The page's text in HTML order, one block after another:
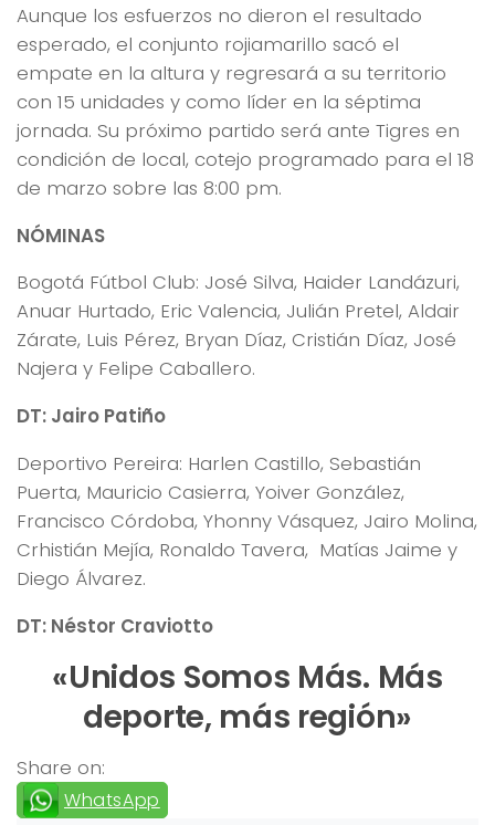
Aunque los esfuerzos no dieron el resultado
esperado, el conjunto rojiamarillo sacó el
empate en la altura y regresará a su territorio
con 15 unidades y como líder en la séptima
jornada. Su próximo partido será ante Tigres en
condición de local, cotejo programado para el 18
de marzo sobre las 8:00 pm.
NÓMINAS
Bogotá Fútbol Club: José Silva, Haider Landázuri,
Anuar Hurtado, Eric Valencia, Julián Pretel, Aldair
Zárate, Luis Pérez, Bryan Díaz, Cristián Díaz, José
Najera y Felipe Caballero.
DT: Jairo Patiño
Deportivo Pereira: Harlen Castillo, Sebastián
Puerta, Mauricio Casierra, Yoiver González,
Francisco Córdoba, Yhonny Vásquez, Jairo Molina,
Crhistián Mejía, Ronaldo Tavera, Matías Jaime y
Diego Álvarez.
DT: Néstor Craviotto
«Unidos Somos Más. Más
deporte, más región»
Share on:
WhatsApp